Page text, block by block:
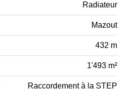
Radiateur
Mazout
432 m
1'493 m²
Raccordement à la STEP